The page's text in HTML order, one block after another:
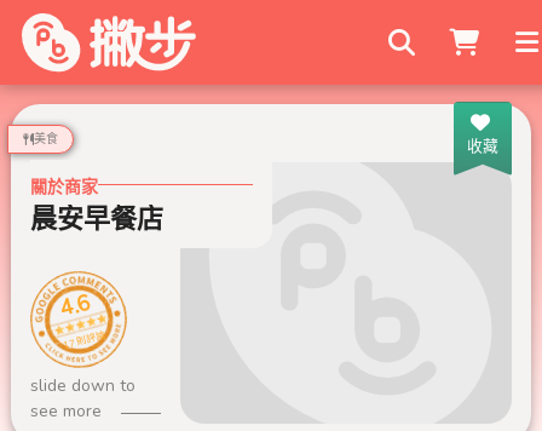
搜尋商家
收藏
美食
關於商家
晨安早餐店
4.6
17 則評論
slide down to
see more